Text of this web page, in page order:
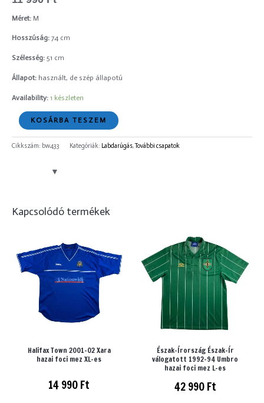
Méret: M
Hosszúság: 74 cm
Szélesség: 51 cm
Állapot: használt, de szép állapotú
Availability: 1 készleten
KOSÁRBA TESZEM
Cikkszám: bw433 Kategóriák: Labdarúgás,További csapatok
Kapcsolódó termékek
Halifax Town 2001-02 Xara
hazai foci mez XL-es
14 990Ft
Észak-Írország Észak-Ír
válogatott 1992-94 Umbro
hazai foci mez L-es
42 990Ft